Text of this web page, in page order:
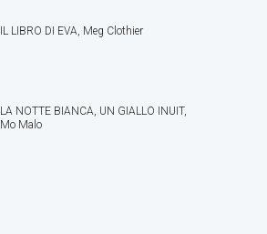
IL LIBRO DI EVA, Meg Clothier
LA NOTTE BIANCA, UN GIALLO INUIT,
Mo Malo